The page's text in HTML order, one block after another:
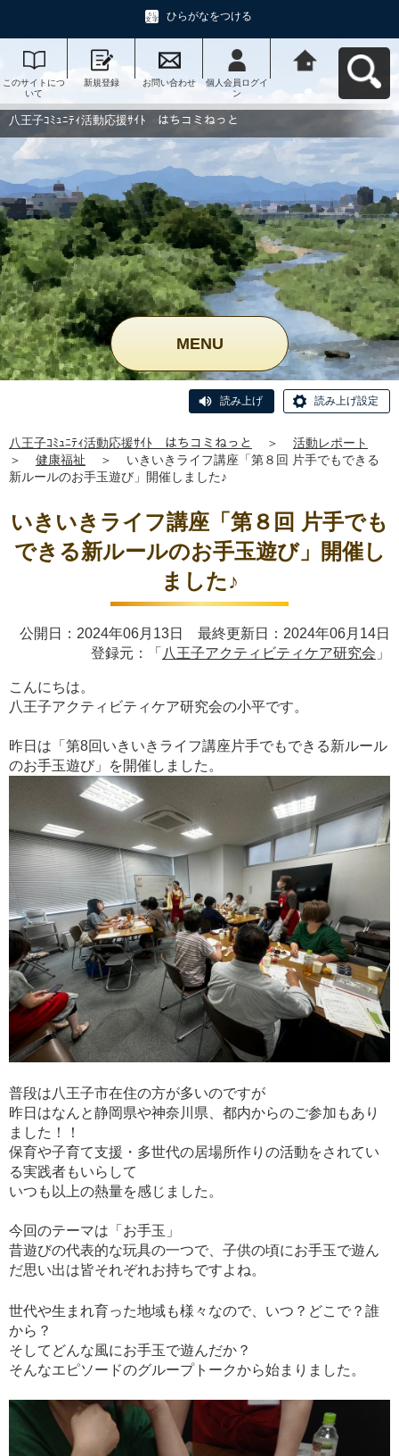
ひらがなをつける
このサイトにつ
いて
新規登録 お問い合わせ
個人会員ログイ
ン
動応援ｻｲﾄ はち
コミねっとへ戻
八王子ｺﾐｭﾆﾃｨ活動応援ｻｲﾄ はちコミねっと
MENU
読み上げ 読み上げ設定
八王子ｺﾐｭﾆﾃｨ活動応援ｻｲﾄ はちコミねっと ＞
活動レポート
＞
健康福祉 ＞
いきいきライフ講座「第８回 片手でもできる
新ルールのお手玉遊び」開催しました♪
いきいきライフ講座「第８回 片手でも
できる新ルールのお手玉遊び」開催し
ました♪
公開日：2024年06月13日 最終更新日：2024年06月14日
登録元：「 八王子アクティビティケア研究会 」
こんにちは。
八王子アクティビティケア研究会の小平です。
昨日は「第8回いきいきライフ講座片手でもできる新ルール
のお手玉遊び」を開催しました。
普段は八王子市在住の方が多いのですが
昨日はなんと静岡県や神奈川県、都内からのご参加もあり
ました！！
保育や子育て支援・多世代の居場所作りの活動をされてい
る実践者もいらして
いつも以上の熱量を感じました。
今回のテーマは「お手玉」
昔遊びの代表的な玩具の一つで、子供の頃にお手玉で遊ん
だ思い出は皆それぞれお持ちですよね。
世代や生まれ育った地域も様々なので、いつ？どこで？誰
から？
そしてどんな風にお手玉で遊んだか？
そんなエピソードのグループトークから始まりました。